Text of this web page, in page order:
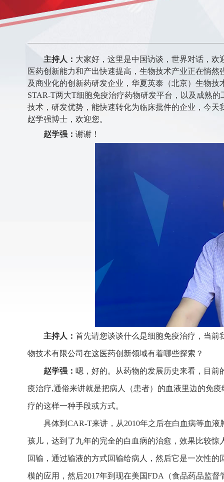
Video
主持人： 大家好，这里是中国访谈，世界对话，
医药创新能力和产出快速提高，生物技术产业正在悄
及商业化的创新药研发企业，华夏英泰（北京）生物
STAR-T两大T细胞免疫治疗药物研发平台，以及成熟
技术，研发优势，能快速转化为临床批件的企业，今
赵学强博士，欢迎您。
赵学强： 谢谢！
主持人： 首先请您谈谈什么是细胞免疫治疗，当
物技术有限公司在这医药创新领域有着哪些探索？
赵学强： 嗯，好的。从药物的发展历史来看，目
疫治疗,通俗来讲就是把病人（患者）的血液里边的免
疗的这样一种手段或方式。
具体到CAR-T来讲，从2010年之后在白血病等血
孩儿，达到了九年的完全的白血病的治愈，效果比较
回输，通过输液的方式回输给病人，然后它是一次性
模的应用，然后2017年到现在美国FDA（食品药品监